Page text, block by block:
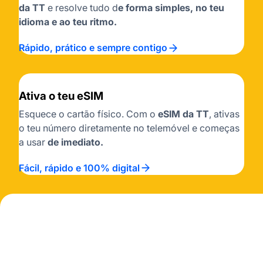
da TT e resolve tudo de forma simples, no teu
idioma e ao teu ritmo.
Rápido, prático e sempre contigo
Ativa o teu eSIM
Esquece o cartão físico. Com o eSIM da TT, ativas
o teu número diretamente no telemóvel e começas
a usar de imediato.
Fácil, rápido e 100% digital